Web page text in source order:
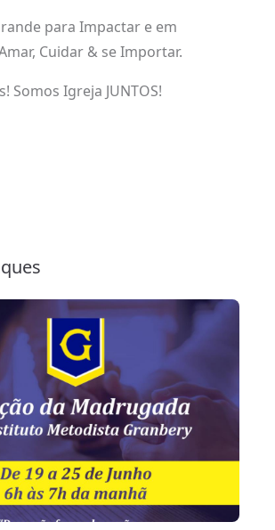
para Impactar e em
Cuidar & se Importar.
Somos Igreja JUNTOS!